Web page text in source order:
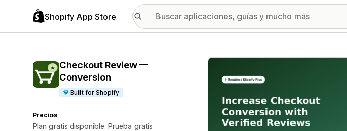
Shopify App Store
Checkout Review —
Conversion
Built for Shopify
Precios
Plan gratis disponible. Prueba gratis
Galería de imágenes destacadas